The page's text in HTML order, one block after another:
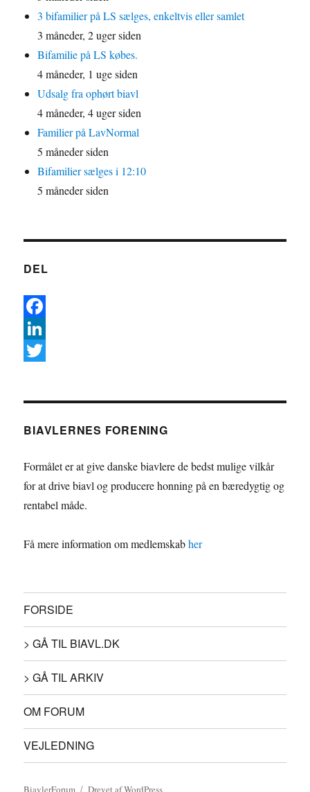
3 bifamilier på LS sælges, enkeltvis eller samlet
3 måneder, 2 uger siden
Bifamilie på LS købes.
4 måneder, 1 uge siden
Udsalg fra ophørt biavl
4 måneder, 4 uger siden
Familier på LavNormal
5 måneder siden
Bifamilier sælges i 12:10
5 måneder siden
DEL
F
a
o
o
k
L
e
d
I
n
t
t
e
r
BIAVLERNES FORENING
Formålet er at give danske biavlere de bedst mulige vilkår
for at drive biavl og producere honning på en bæredygtig og
rentabel måde.
Få mere information om medlemskabher
FORSIDE
> GÅ TIL BIAVL.DK
> GÅ TIL ARKIV
OM FORUM
VEJLEDNING
BiavlerForum Drevet af WordPress